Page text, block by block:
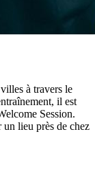
à travers le
il est
Session.
lieu près de chez